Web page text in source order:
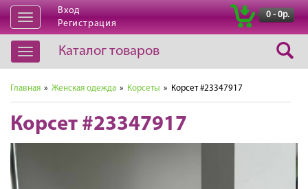
Открыть
навигацию
Вход
Регистрация
0 - 0р.
Открыть
навигацию
Каталог товаров
Главная » Женская одежда » Корсеты » Корсет #23347917
Корсет #23347917